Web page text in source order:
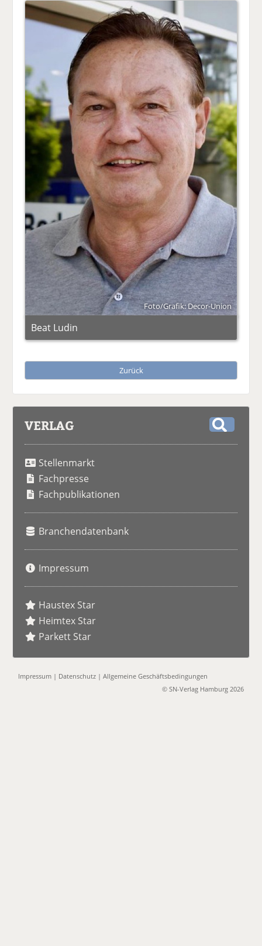
Foto/Grafik: Decor-Union
Beat Ludin
Zurück
VERLAG
Stellenmarkt
Fachpresse
Fachpublikationen
Branchendatenbank
Impressum
Haustex Star
Heimtex Star
Parkett Star
Impressum | Datenschutz |Allgemeine Geschäftsbedingungen
© SN-Verlag Hamburg 2026